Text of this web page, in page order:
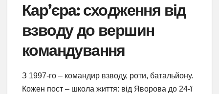
Кар’єра: сходження від
взводу до вершин
командування
З 1997-го – командир взводу, роти, батальйону.
Кожен пост – школа життя: від Яворова до 24-ї